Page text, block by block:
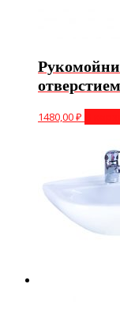
1480,00₽